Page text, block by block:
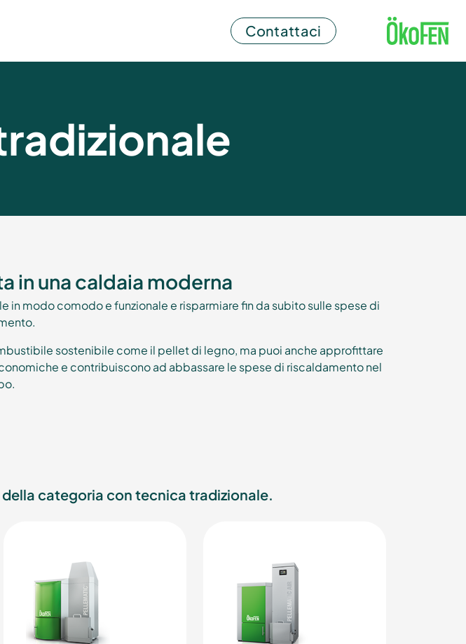
Contattaci
in una caldaia moderna
in modo comodo e funzionale e risparmiare fin da subito sulle spese di
sostenibile come il pellet di legno, ma puoi anche approfittare
e contribuiscono ad abbassare le spese di riscaldamento nel
categoria con tecnica tradizionale.